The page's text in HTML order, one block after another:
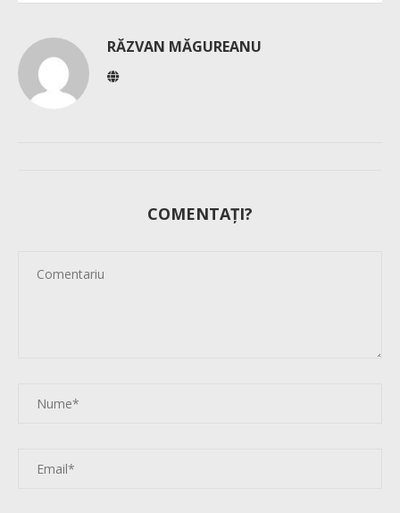
RĂZVAN MĂGUREANU
COMENTAȚI?